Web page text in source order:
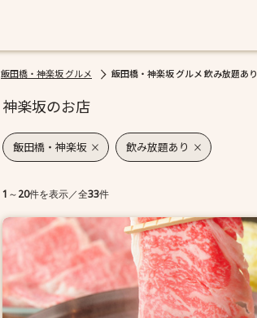
飯田橋・神楽坂 グルメ 飯田橋・神楽坂 グルメ 飲み放題あり
神楽坂のお店
飯田橋・神楽坂 飲み放題あり
1 ～20件を表示／全33件